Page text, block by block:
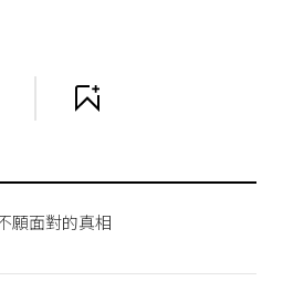
願面對的真相